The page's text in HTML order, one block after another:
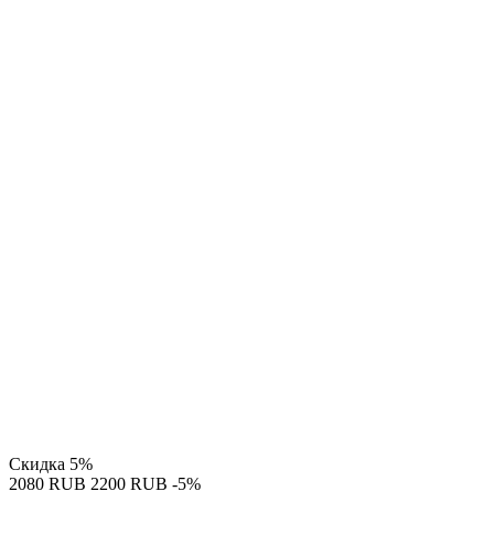
Скидка 5%
‍2080‍ RUB ‍2200‍ RUB -5%